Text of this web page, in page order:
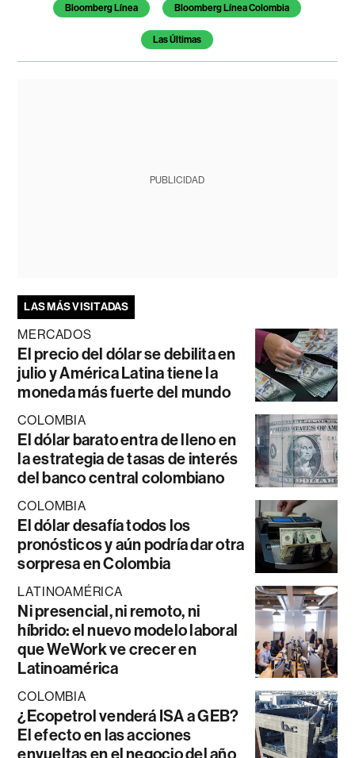
Bloomberg Línea Bloomberg Línea Colombia
Las Últimas
PUBLICIDAD
LAS MÁS VISITADAS
MERCADOS
El precio del dólar se debilita en
julio y América Latina tiene la
moneda más fuerte del mundo
COLOMBIA
El dólar barato entra de lleno en
la estrategia de tasas de interés
del banco central colombiano
COLOMBIA
El dólar desafía todos los
pronósticos y aún podría dar otra
sorpresa en Colombia
LATINOAMÉRICA
Ni presencial, ni remoto, ni
híbrido: el nuevo modelo laboral
que WeWork ve crecer en
Latinoamérica
COLOMBIA
¿Ecopetrol venderá ISA a GEB?
El efecto en las acciones
envueltas en el negocio del año